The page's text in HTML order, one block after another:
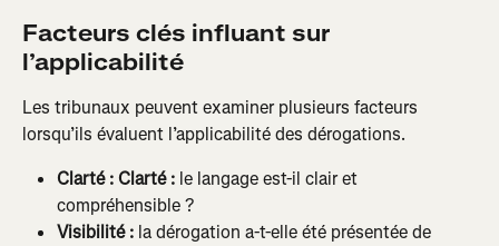
Facteurs clés influant sur
l’applicabilité
Les tribunaux peuvent examiner plusieurs facteurs
lorsqu’ils évaluent l’applicabilité des dérogations.
Clarté :Clarté : le langage est-il clair et
compréhensible ?
Visibilité : la dérogation a-t-elle été présentée de